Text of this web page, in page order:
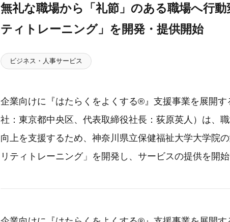
無礼な職場から「礼節」のある職場へ行
ティトレーニング」を開発・提供開始
ビジネス・人事サービス
企業向けに『はたらくをよくする®』支援事業を展開
社：東京都中央区、代表取締役社長：荻原英人）は、
向上を支援するため、神奈川県立保健福祉大学大学院
リティトレーニング」を開発し、サービスの提供を開始